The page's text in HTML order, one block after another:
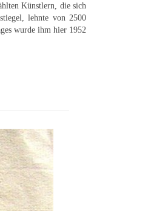
Künstlern, die sich
lehnte von 2500
wurde ihm hier 1952